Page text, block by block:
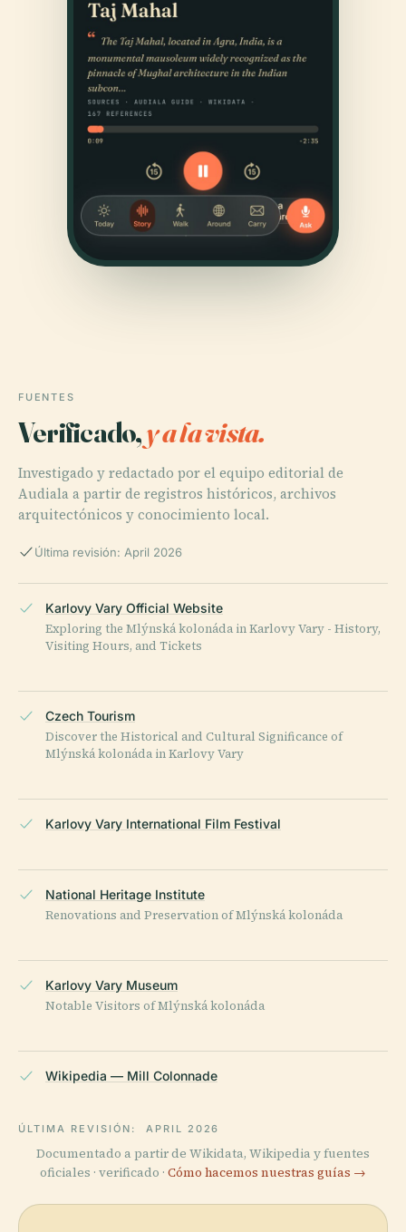
FUENTES
Verificado,y a la vista.
Investigado y redactado por el equipo editorial de
Audiala a partir de registros históricos, archivos
arquitectónicos y conocimiento local.
Última revisión: April 2026
Karlovy Vary Official Website
Exploring the Mlýnská kolonáda in Karlovy Vary - History,
Visiting Hours, and Tickets
Czech Tourism
Discover the Historical and Cultural Significance of
Mlýnská kolonáda in Karlovy Vary
Karlovy Vary International Film Festival
National Heritage Institute
Renovations and Preservation of Mlýnská kolonáda
Karlovy Vary Museum
Notable Visitors of Mlýnská kolonáda
Wikipedia — Mill Colonnade
ÚLTIMA REVISIÓN: APRIL 2026
Documentado a partir de Wikidata, Wikipedia y fuentes
oficiales · verificado · Cómo hacemos nuestras guías →